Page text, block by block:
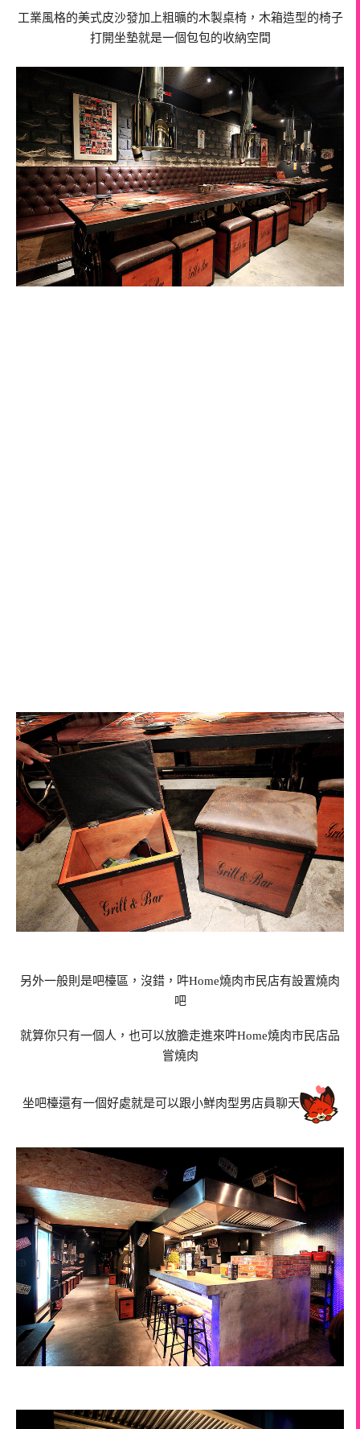
工業風格的美式皮沙發加上粗曠的木製桌椅，木箱造型的椅子
打開坐墊就是一個包包的收納空間
另外一般則是吧檯區，沒錯，吽Home燒肉市民店有設置燒肉
吧
就算你只有一個人，也可以放膽走進來吽Home燒肉市民店品
嘗燒肉
坐吧檯還有一個好處就是可以跟小鮮肉型男店員聊天